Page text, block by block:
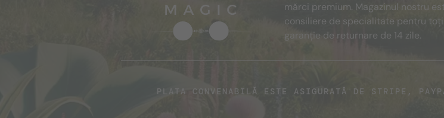
mărci premium. Magazinul nostru
consiliere de specialitate pentru
garanție de returnare de 14 zile.
PLATA CONVENABILĂ ESTE ASIGURATĂ DE STRIPE,